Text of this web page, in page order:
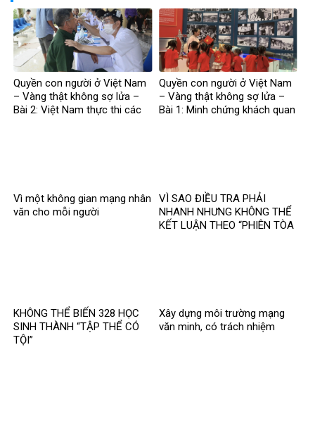
Quyền con người ở Việt Nam
– Vàng thật không sợ lửa –
Bài 2: Việt Nam thực thi các
Quyền con người ở Việt Nam
– Vàng thật không sợ lửa –
Bài 1: Minh chứng khách quan
Vì một không gian mạng nhân
văn cho mỗi người
VÌ SAO ĐIỀU TRA PHẢI
NHANH NHƯNG KHÔNG THỂ
KẾT LUẬN THEO “PHIÊN TÒA
KHÔNG THỂ BIẾN 328 HỌC
SINH THÀNH “TẬP THỂ CÓ
TỘI”
Xây dựng môi trường mạng
văn minh, có trách nhiệm